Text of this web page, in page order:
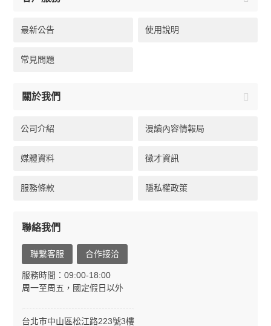
最新公告 使用說明
常見問題
關於我們
公司介紹 漫讀內容情報局
媒體資料 徵才資訊
服務條款 隱私權政策
聯絡我們
聯繫客服 合作接洽
服務時間：09:00-18:00
周一至周五，國定假日以外
台北市中山區松江路223號3樓